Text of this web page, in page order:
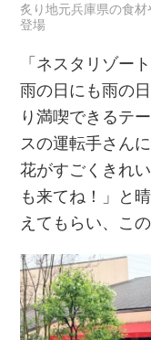
炙り地元兵庫県の食
登場
「ネスタリゾー
雨の日にも雨の
り満喫できるテ
スの運転手さん
花がすごくきれ
も来てね！」と
えてもらい、こ